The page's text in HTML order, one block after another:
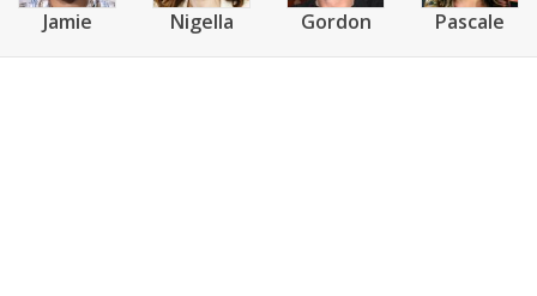
Jamie Nigella Gordon Pascale